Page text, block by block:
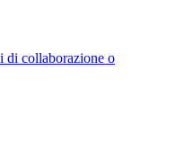
di collaborazione o